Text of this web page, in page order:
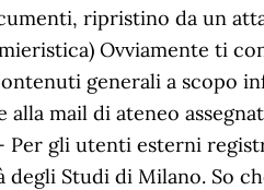
ripristino da un
Ovviamente ti
generali a scopo
mail di ateneo
gli utenti esterni
Studi di Milano. So